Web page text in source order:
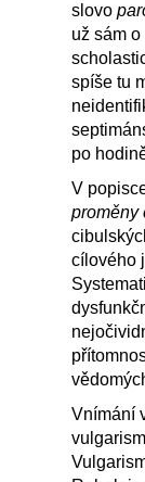
slovo
už sám
spíše tu
po
V
proměny
cílového
Vnímání